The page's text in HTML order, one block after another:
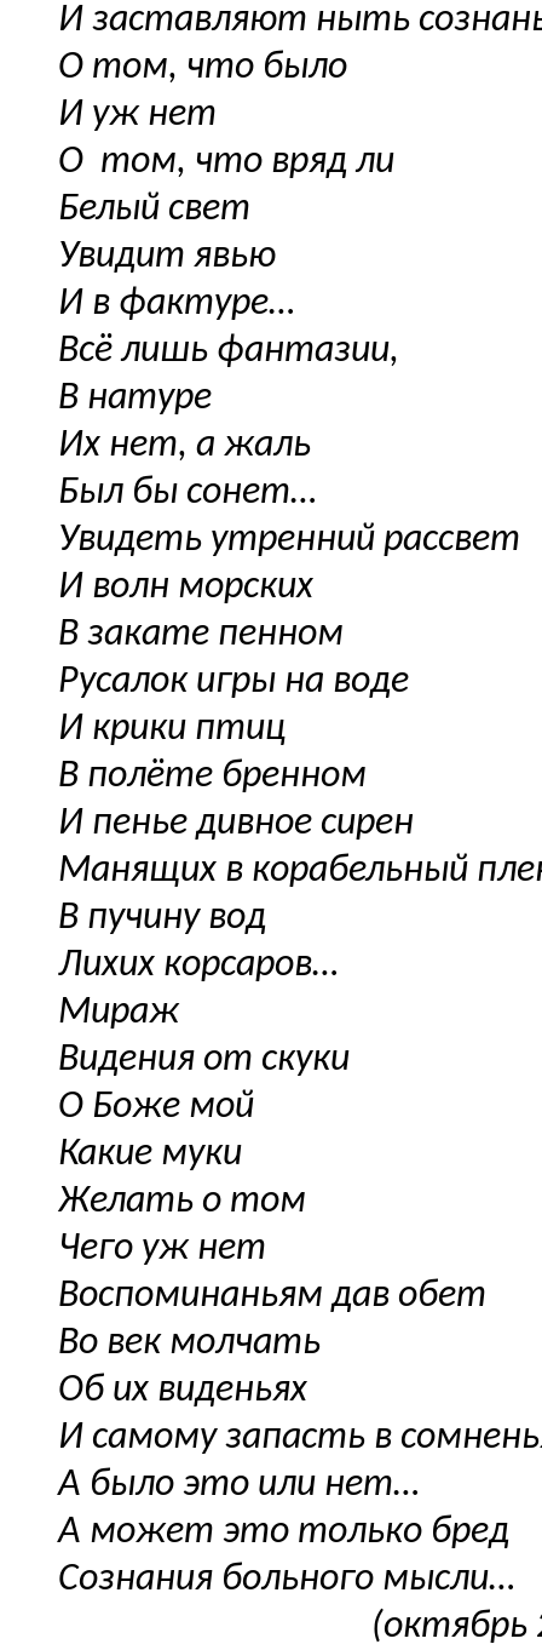
И заставляют ныть
О том, что было
И уж нет
О том, что вряд ли
Белый свет
Увидит явью
И в фактуре…
Всё лишь фантазии,
В натуре
Их нет, а жаль
Был бы сонет…
Увидеть утренний рассвет
И волн морских
В закате пенном
Русалок игры на воде
И крики птиц
В полёте бренном
И пенье дивное сирен
Манящих в корабельный
В пучину вод
Лихих корсаров…
Мираж
Видения от скуки
О Боже мой
Какие муки
Желать о том
Чего уж нет
Воспоминаньям дав обет
Во век молчать
Об их виденьях
И самому запасть в
А было это или нет…
А может это только бред
Сознания больного мысли…
(октябрь